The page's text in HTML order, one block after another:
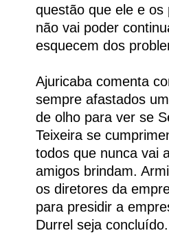
questão que ele e
não vai poder
esquecem dos
Ajuricaba comenta
sempre afastados
de olho para ver se
Teixeira se
todos que nunca vai
amigos brindam.
os diretores da
para presidir a
Durrel seja